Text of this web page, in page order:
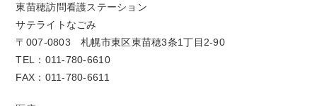
東苗穂訪問看護ステーション
サテライトなごみ
〒007-0803 札幌市東区東苗穂3条1丁目2-90
TEL：011-780-6610
FAX：011-780-6611